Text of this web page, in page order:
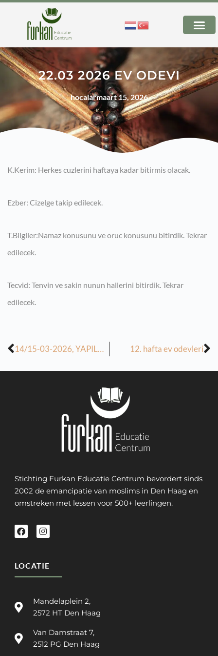
22.03 2026 EV ODEVI
hocalarmaart 15, 2026
K.Kerim: Herkes cuzlerini haftaya kadar bitirmis olacak.
Ezber: Cizelge takip edilecek.
T.Bilgiler:Namaz konusunu ve oruc konusunu bitirdik. Tekrar
edilecek.
Tecvid: Tenvin ve sakin nunun hallerini bitirdik. Tekrar
edilecek.
14/15-03-2026, YAPILAN, 21/22-03-2026 ARIHINDE YAPILACAK DERSLERİN ÖDEVİ 12. hafta ev odevleri
Stichting Furkan Educatie Centrum bevordert sinds
2002 de emancipatie van moslims in Den Haag en
omstreken met lessen voor 500+ leerlingen.
LOCATIE
Mandelaplein 2,
2572 HT Den Haag
Van Damstraat 7,
2512 PG Den Haag